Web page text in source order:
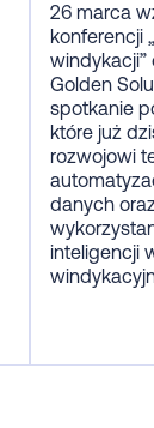
26 marca
konferencji
windykacji”
Golden
spotkanie
które już
rozwojowi
danych
inteligencji